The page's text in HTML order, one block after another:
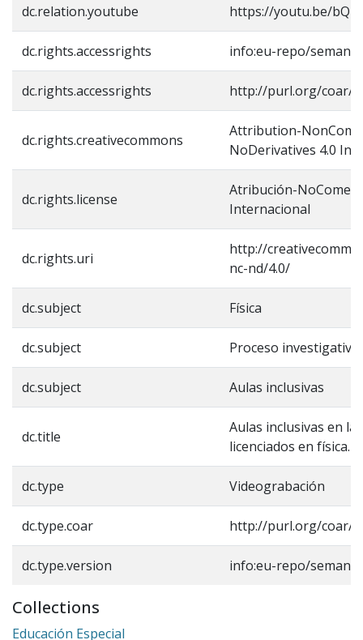
dc.relation.youtube https://youtu.be/
dc.rights.accessrights info:eu-repo/
dc.rights.accessrights http://purl.org/coar/
dc.rights.creativecommons
Attribution-
NoDerivatives 4.0
dc.rights.license
Atribución-
Internacional
dc.rights.uri
http://
nc-nd/4.0/
dc.subject Física
dc.subject Proceso investigativo
dc.subject Aulas inclusivas
dc.title
Aulas inclusivas en
licenciados en física.
dc.type Videograbación
dc.type.coar http://purl.org/coar/
dc.type.version info:eu-repo/
Collections
Educación Especial